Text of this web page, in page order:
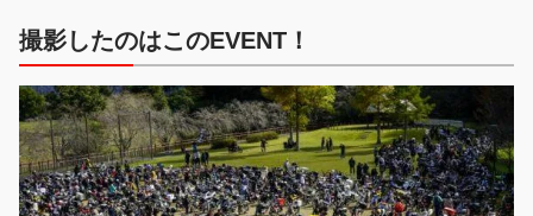
撮影したのはこのEVENT！